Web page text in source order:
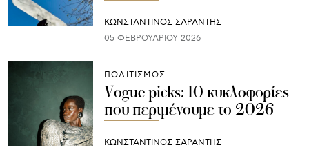
ΚΩΝΣΤΑΝΤΙΝΟΣ ΣΑΡΑΝΤΗΣ
05 ΦΕΒΡΟΥΑΡΊΟΥ 2026
ΠΟΛΙΤΙΣΜΟΣ
Vogue picks: 10 κυκλοφορίες
που περιμένουμε το 2026
ΚΩΝΣΤΑΝΤΙΝΟΣ ΣΑΡΑΝΤΗΣ